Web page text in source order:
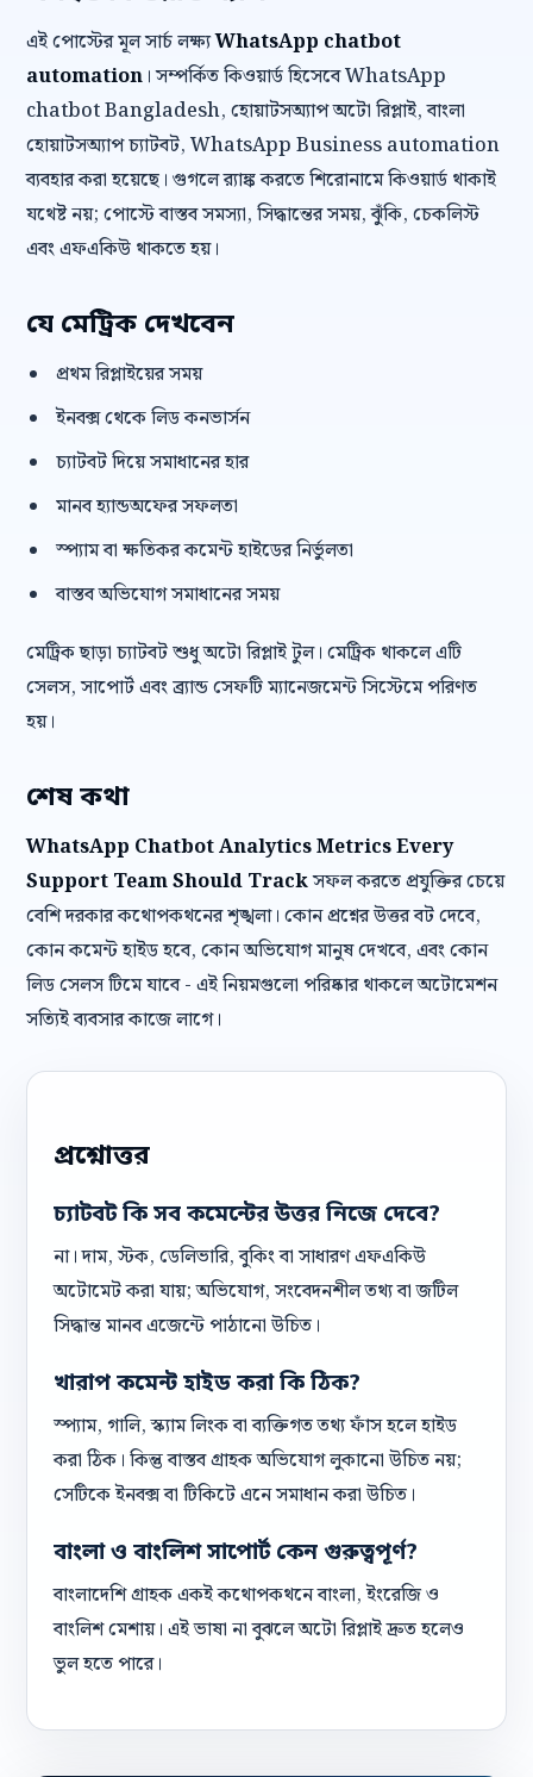
এই পোস্টের মূল সার্চ লক্ষ্যWhatsApp chatbot
automation । সম্পর্কিত কিওয়ার্ড হিসেবে WhatsApp
chatbot Bangladesh, হোয়াটসঅ্যাপ অটো রিপ্লাই, বাংলা
হোয়াটসঅ্যাপ চ্যাটবট, WhatsApp Business automation
ব্যবহার করা হয়েছে। গুগলে র‍্যাঙ্ক করতে শিরোনামে কিওয়ার্ড থাকাই
যথেষ্ট নয়; পোস্টে বাস্তব সমস্যা, সিদ্ধান্তের সময়, ঝুঁকি, চেকলিস্ট
এবং এফএকিউ থাকতে হয়।
যে মেট্রিক দেখবেন
প্রথম রিপ্লাইয়ের সময়
ইনবক্স থেকে লিড কনভার্সন
চ্যাটবট দিয়ে সমাধানের হার
মানব হ্যান্ডঅফের সফলতা
স্প্যাম বা ক্ষতিকর কমেন্ট হাইডের নির্ভুলতা
বাস্তব অভিযোগ সমাধানের সময়
মেট্রিক ছাড়া চ্যাটবট শুধু অটো রিপ্লাই টুল। মেট্রিক থাকলে এটি
সেলস, সাপোর্ট এবং ব্র্যান্ড সেফটি ম্যানেজমেন্ট সিস্টেমে পরিণত
হয়।
শেষ কথা
WhatsApp Chatbot Analytics Metrics Every
Support Team Should Trackসফল করতে প্রযুক্তির চেয়ে
বেশি দরকার কথোপকথনের শৃঙ্খলা। কোন প্রশ্নের উত্তর বট দেবে,
কোন কমেন্ট হাইড হবে, কোন অভিযোগ মানুষ দেখবে, এবং কোন
লিড সেলস টিমে যাবে - এই নিয়মগুলো পরিষ্কার থাকলে অটোমেশন
সত্যিই ব্যবসার কাজে লাগে।
প্রশ্নোত্তর
চ্যাটবট কি সব কমেন্টের উত্তর নিজে দেবে?
না। দাম, স্টক, ডেলিভারি, বুকিং বা সাধারণ এফএকিউ
অটোমেট করা যায়; অভিযোগ, সংবেদনশীল তথ্য বা জটিল
সিদ্ধান্ত মানব এজেন্টে পাঠানো উচিত।
খারাপ কমেন্ট হাইড করা কি ঠিক?
স্প্যাম, গালি, স্ক্যাম লিংক বা ব্যক্তিগত তথ্য ফাঁস হলে হাইড
করা ঠিক। কিন্তু বাস্তব গ্রাহক অভিযোগ লুকানো উচিত নয়;
সেটিকে ইনবক্স বা টিকিটে এনে সমাধান করা উচিত।
বাংলা ও বাংলিশ সাপোর্ট কেন গুরুত্বপূর্ণ?
বাংলাদেশি গ্রাহক একই কথোপকথনে বাংলা, ইংরেজি ও
বাংলিশ মেশায়। এই ভাষা না বুঝলে অটো রিপ্লাই দ্রুত হলেও
ভুল হতে পারে।